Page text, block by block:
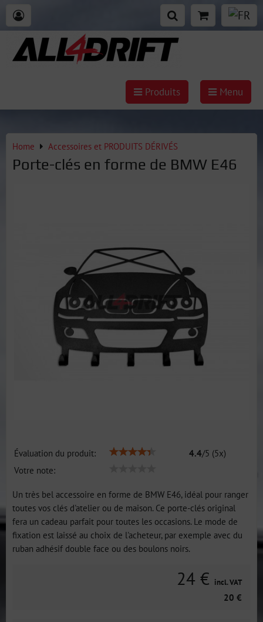
Produits Menu
Home Accessoires et PRODUITS DÉRIVÉS
Porte-clés en forme de BMW E46
Évaluation du produit: 4.4/5 (5x)
Votre note:
Un très bel accessoire en forme de BMW E46, idéal pour ranger
toutes vos clés d'atelier ou de maison. Ce porte-clés original
fera un cadeau parfait pour toutes les occasions. Le mode de
fixation est laissé au choix de l'acheteur, par exemple avec du
ruban adhésif double face ou des boulons noirs.
24 € incl. VAT
20 €